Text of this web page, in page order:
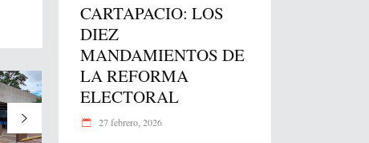
CARTAPACIO: LOS
DIEZ
MANDAMIENTOS DE
LA REFORMA
ELECTORAL
27 febrero, 2026